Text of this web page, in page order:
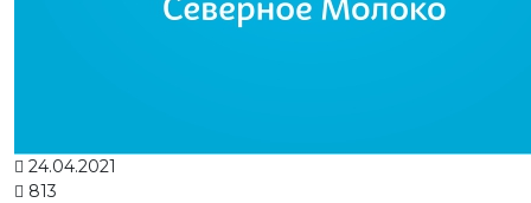
24.04.2021
813